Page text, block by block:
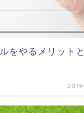
をやるメリット
2019